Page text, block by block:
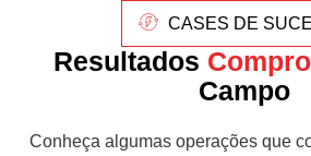
CASES DE
Resultados
Campo
Conheça algumas operações que